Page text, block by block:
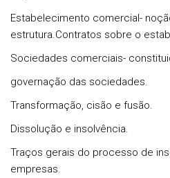
Estabelecimento comercial-
estrutura.Contratos sobre o
Sociedades comerciais-
governação das sociedades.
Transformação, cisão e fusão.
Dissolução e insolvência.
Traços gerais do processo de
empresas.